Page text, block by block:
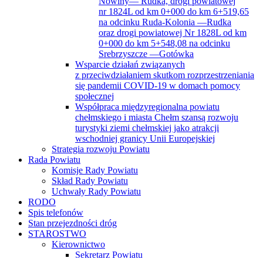
nr 1824L od km 0+000 do km 6+519,65
na odcinku Ruda-Kolonia —Rudka
oraz drogi powiatowej Nr 1828L od km
0+000 do km 5+548,08 na odcinku
Srebrzyszcze —Gotówka
Wsparcie działań związanych
z przeciwdziałaniem skutkom rozprzestrzeniania
się pandemii COVID-19 w domach pomocy
społecznej
Współpraca międzyregionalna powiatu
chełmskiego i miasta Chełm szansą rozwoju
turystyki ziemi chełmskiej jako atrakcji
wschodniej granicy Unii Europejskiej
Strategia rozwoju Powiatu
Rada Powiatu
Komisje Rady Powiatu
Skład Rady Powiatu
Uchwały Rady Powiatu
RODO
Spis telefonów
Stan przejezdności dróg
STAROSTWO
Kierownictwo
Sekretarz Powiatu